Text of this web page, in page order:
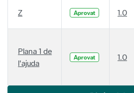
Z Aprovat 1.0
Plana 1 de
l'ajuda
Aprovat 1.0